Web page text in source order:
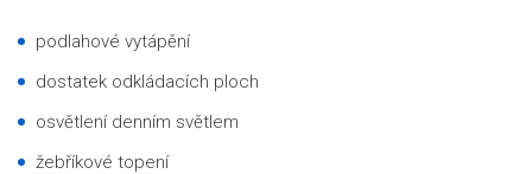
podlahové vytápění
dostatek odkládacích ploch
osvětlení denním světlem
žebříkové topení